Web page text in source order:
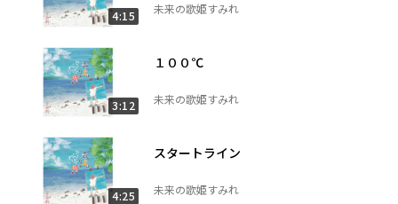
4:15 未来の歌姫すみれ
3:12
１００℃
未来の歌姫すみれ
4:25
スタートライン
未来の歌姫すみれ